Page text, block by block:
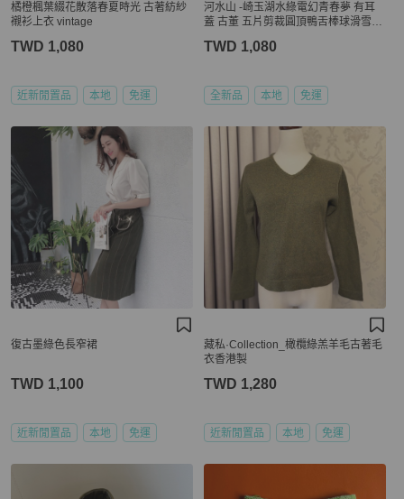
橘橙楓葉綴花散落春夏時光 古著紡紗
襯衫上衣 vintage
TWD 1,080
近新閒置品 本地 免運
河水山 -崎玉湖水綠電幻青春夢 有耳
蓋 古董 五片剪裁圓頂鴨舌棒球滑雪帽
TWD 1,080
全新品 本地 免運
復古墨綠色長窄裙
TWD 1,100
近新閒置品 本地 免運
藏私·Collection_橄欖綠羔羊毛古著毛
衣香港製
TWD 1,280
近新閒置品 本地 免運